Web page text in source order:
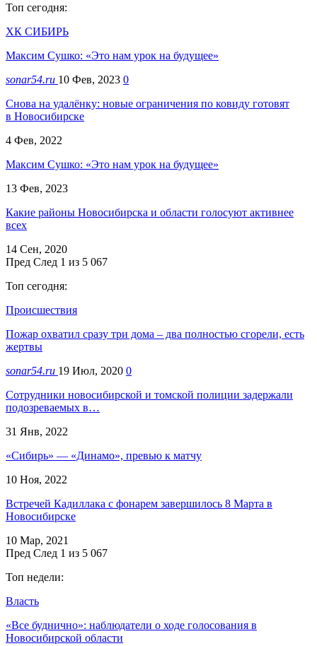
Топ сегодня:
ХК СИБИРЬ
Максим Сушко: «Это нам урок на будущее»
sonar54.ru 10 Фев, 2023 0
Снова на удалёнку: новые ограничения по ковиду готовят
в Новосибирске
4 Фев, 2022
Максим Сушко: «Это нам урок на будущее»
13 Фев, 2023
Какие районы Новосибирска и области голосуют активнее
всех
14 Сен, 2020
Пред След 1 из 5 067
Топ сегодня:
Происшествия
Пожар охватил сразу три дома – два полностью сгорели, есть
жертвы
sonar54.ru 19 Июл, 2020 0
Сотрудники новосибирской и томской полиции задержали
подозреваемых в…
31 Янв, 2022
«Сибирь» — «Динамо», превью к матчу
10 Ноя, 2022
Встречей Кадиллака с фонарем завершилось 8 Марта в
Новосибирске
10 Мар, 2021
Пред След 1 из 5 067
Топ недели:
Власть
«Все буднично»: наблюдатели о ходе голосования в
Новосибирской области